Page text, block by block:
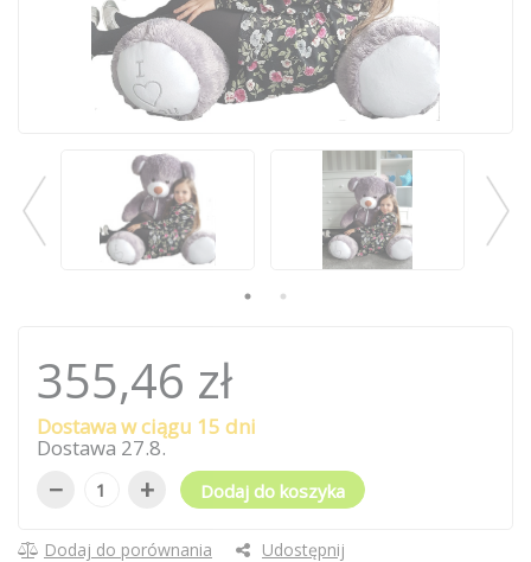
355,46 zł
Dostawa w ciągu 15 dni
Dostawa 27.8.
− + Dodaj do koszyka
Dodaj do porównania Udostępnij